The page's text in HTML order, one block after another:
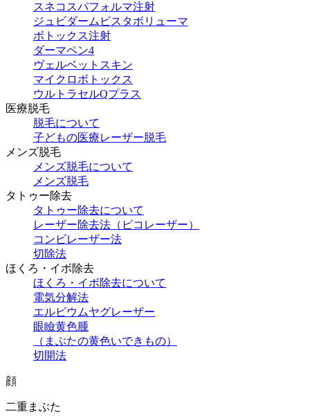
スネコスパフォルマ注射
ジュビダームビスタボリューマ
ボトックス注射
ダーマペン4
ヴェルベットスキン
マイクロボトックス
ウルトラセルQプラス
医療脱毛
脱毛について
子どもの医療レーザー脱毛
メンズ脱毛
メンズ脱毛について
メンズ脱毛
タトゥー除去
タトゥー除去について
レーザー除去法（ピコレーザー）
コンビレーザー法
切除法
ほくろ・イボ除去
ほくろ・イボ除去について
電気分解法
エルビウムヤグレーザー
眼瞼黄色腫
（まぶたの黄色いできもの）
切開法
顔
二重まぶた